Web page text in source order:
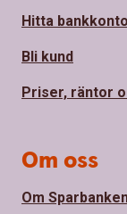
Hitta
Bli kund
Priser, räntor
Om oss
Om